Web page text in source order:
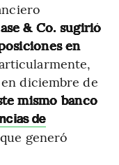
& Co. sugirió
en
diciembre de
mismo banco
de
generó